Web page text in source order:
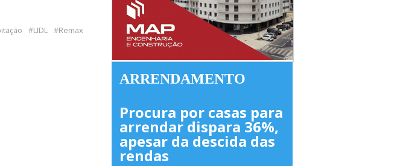
LIDL Remax
ARRENDAMENTO
Procura por casas para
arrendar dispara 36%,
apesar da descida das
rendas